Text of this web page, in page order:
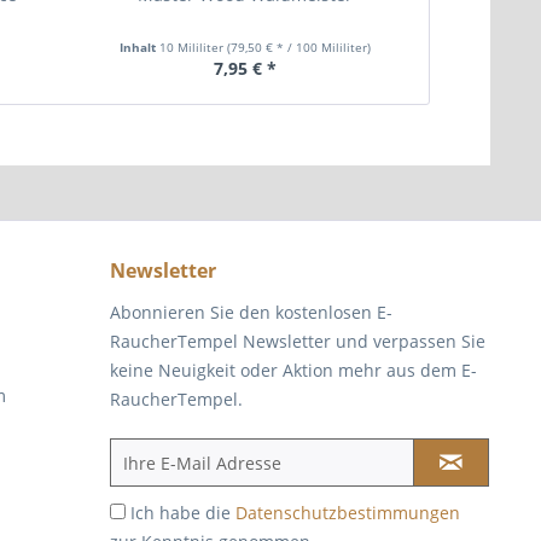
Inhalt 10 Mililiter (79,50 € * / 100 Mililiter)
7,95 € *
Newsletter
Abonnieren Sie den kostenlosen E-
RaucherTempel Newsletter und verpassen Sie
keine Neuigkeit oder Aktion mehr aus dem E-
RaucherTempel.
Ich habe die Datenschutzbestimmungen